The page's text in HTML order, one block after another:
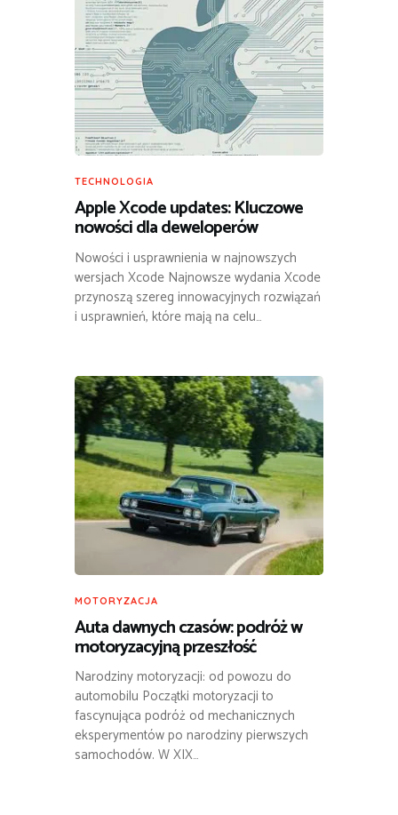
TECHNOLOGIA
Apple Xcode updates: Kluczowe
nowości dla deweloperów
Nowości i usprawnienia w najnowszych
wersjach Xcode Najnowsze wydania Xcode
przynoszą szereg innowacyjnych rozwiązań
i usprawnień, które mają na celu…
MOTORYZACJA
Auta dawnych czasów: podróż w
motoryzacyjną przeszłość
Narodziny motoryzacji: od powozu do
automobilu Początki motoryzacji to
fascynująca podróż od mechanicznych
eksperymentów po narodziny pierwszych
samochodów. W XIX…